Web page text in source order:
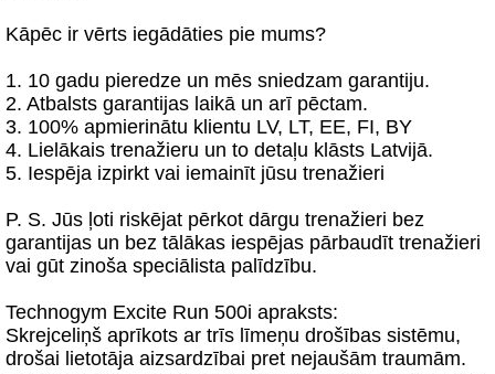
Kāpēc ir vērts iegādāties pie mums?
1. 10 gadu pieredze un mēs sniedzam garantiju.
2. Atbalsts garantijas laikā un arī pēctam.
3. 100% apmierinātu klientu LV, LT, EE, FI, BY
4. Lielākais trenažieru un to detaļu klāsts Latvijā.
5. Iespēja izpirkt vai iemainīt jūsu trenažieri
P. S. Jūs ļoti riskējat pērkot dārgu trenažieri bez
garantijas un bez tālākas iespējas pārbaudīt trenažieri
vai gūt zinoša speciālista palīdzību.
Technogym Excite Run 500i apraksts:
Skrejceliņš aprīkots ar trīs līmeņu drošības sistēmu,
drošai lietotāja aizsardzībai pret nejaušām traumām.